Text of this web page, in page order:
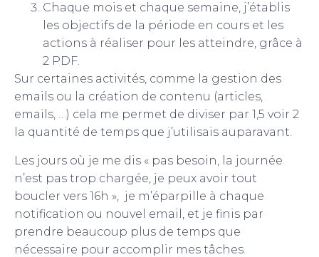
Chaque mois et chaque semaine, j’établis
les objectifs de la période en cours et les
actions à réaliser pour les atteindre, grâce à
2 PDF.
Sur certaines activités, comme la gestion des
emails ou la création de contenu (articles,
emails, …) cela me permet de diviser par 1,5 voir 2
la quantité de temps que j’utilisais auparavant.
Les jours où je me dis « pas besoin, la journée
n’est pas trop chargée, je peux avoir tout
boucler vers 16h », je m’éparpille à chaque
notification ou nouvel email, et je finis par
prendre beaucoup plus de temps que
nécessaire pour accomplir mes tâches.